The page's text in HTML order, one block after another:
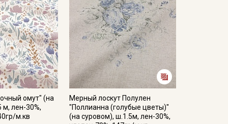
омут" (на
м, лен-30%,
м.кв
Мерный лоскут Полулен
"Поллианна (голубые цветы)"
(на суровом), ш.1.5м, лен-30%,